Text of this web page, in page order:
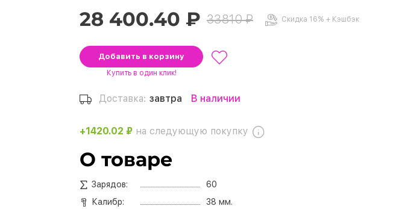
28 400.40 ₽ 33810 ₽ Скидка 16% + Кэшбэк
Добавить в корзину
Купить в один клик!
Доставка: завтра В наличии
+1420.02 ₽ на следующую покупку
О товаре
Зарядов:
60
Калибр:
38 мм.